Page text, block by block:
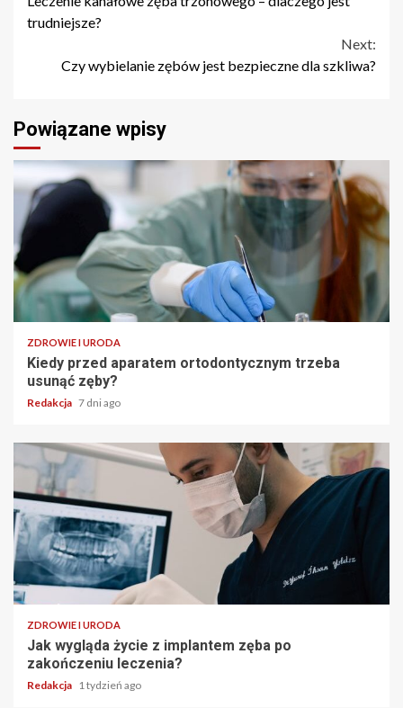
Reading
trudniejsze?
Next:
Czy wybielanie zębów jest bezpieczne dla szkliwa?
Powiązane wpisy
ZDROWIE I URODA
Kiedy przed aparatem ortodontycznym trzeba
usunąć zęby?
Redakcja 7 dni ago
ZDROWIE I URODA
Jak wygląda życie z implantem zęba po
zakończeniu leczenia?
Redakcja 1 tydzień ago